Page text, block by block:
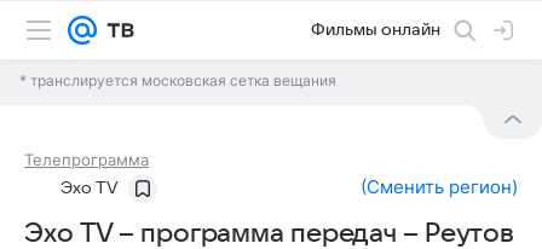
Фильмы онлайн
* транслируется московская сетка вещания
Телепрограмма
Эхо TV (Сменить регион)
Эхо TV – программа передач – Реутов